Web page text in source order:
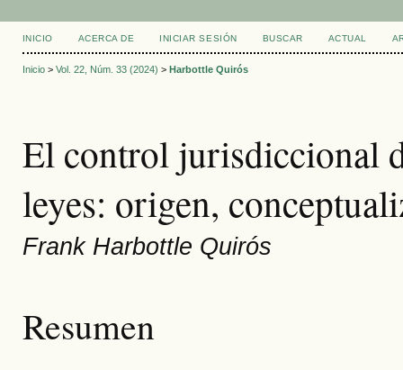
INICIO ACERCA DE INICIAR SESIÓN BUSCAR ACTUAL
Inicio> Vol. 22, Núm. 33 (2024) > Harbottle Quirós
El control jurisdiccional
leyes: origen,
Frank Harbottle Quirós
Resumen